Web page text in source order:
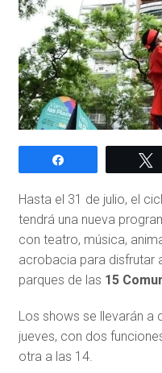
Hasta el 31 de julio, el
tendrá una nueva
con teatro, música,
acrobacia para disfrutar
parques de las 15
Los shows se llevarán
jueves, con dos
otra a las 14.